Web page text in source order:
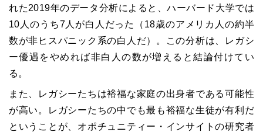
れた2019年のデータ分析によると、ハーバード大学では
10人のうち7人が白人だった（18歳のアメリカ人の約半
数が非ヒスパニック系の白人だ）。この分析は、レガシ
ー優遇をやめれば非白人の数が増えると結論付けてい
る。
また、レガシーたちは裕福な家庭の出身者である可能性
が高い。レガシーたちの中でも最も裕福な生徒が有利だ
ということが、オポチュニティー・インサイトの研究者